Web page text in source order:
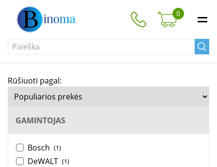
0
Rūšiuoti pagal:
GAMINTOJAS
Bosch (1)
DeWALT (1)